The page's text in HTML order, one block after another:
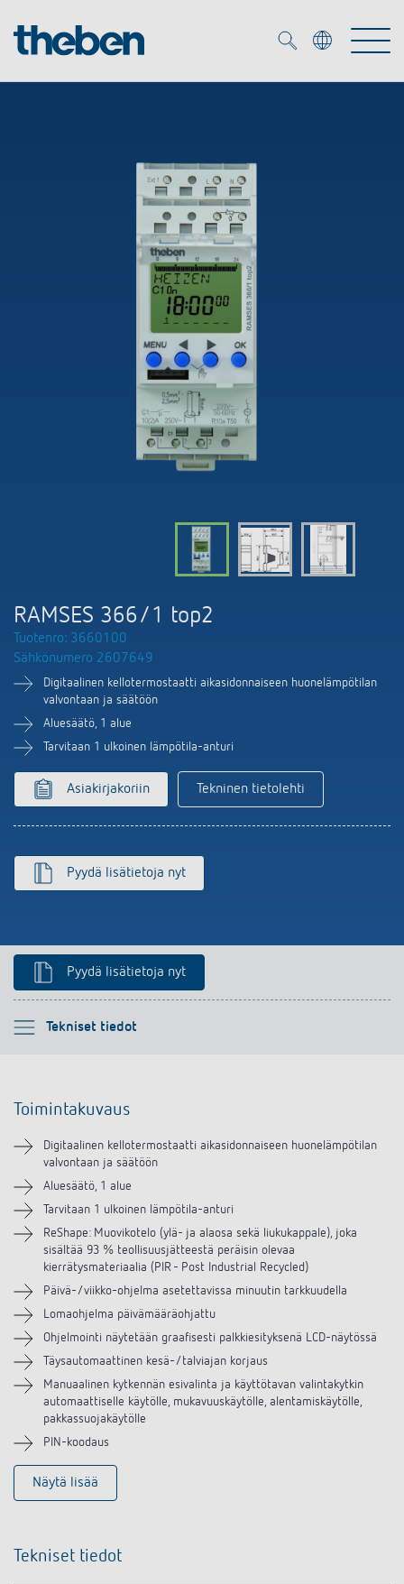
Smart Home
Läsnäolo- ja liiketunnistimet
LED valaisin
Aika- ja valaistuksen ohjaus
OEM ratkaisuja
KNX-järjestelmät
Liike- ja läsnäolotunnistimet
DALI-2 valaistuksen ohjaus
Älyohjausjärjestelmä LUXORliving
Tehokkaita apulaisia energiakriisissä
Mediakirjasto
Tuoteluettelot ja esitteet
Design
Historia
Myynti maailmanlaajuisesti
LUXORliving
RAMSES 366/1 top2
Tuotenro: 3660100
Sähkönumero 2607649
Digitaalinen kellotermostaatti aikasidonnaiseen huonelämpötilan
valvontaan ja säätöön
Aluesäätö, 1 alue
Tarvitaan 1 ulkoinen lämpötila-anturi
Asiakirjakoriin Tekninen tietolehti
Pyydä lisätietoja nyt
Pyydä lisätietoja nyt
Tekniset tiedot
Ole hyvä ja valitse
Lataukset
Lisätarvikkeet
Toimintakuvaus
Digitaalinen kellotermostaatti aikasidonnaiseen huonelämpötilan
valvontaan ja säätöön
Aluesäätö, 1 alue
Tarvitaan 1 ulkoinen lämpötila-anturi
ReShape: Muovikotelo (ylä- ja alaosa sekä liukukappale), joka
sisältää 93 % teollisuusjätteestä peräisin olevaa
kierrätysmateriaalia (PIR - Post Industrial Recycled)
Päivä-/viikko-ohjelma asetettavissa minuutin tarkkuudella
Lomaohjelma päivämääräohjattu
Ohjelmointi näytetään graafisesti palkkiesityksenä LCD-näytössä
Täysautomaattinen kesä-/talviajan korjaus
Manuaalinen kytkennän esivalinta ja käyttötavan valintakytkin
automaattiselle käytölle, mukavuuskäytölle, alentamiskäytölle,
pakkassuojakäytölle
PIN-koodaus
Näytä lisää
Tekniset tiedot